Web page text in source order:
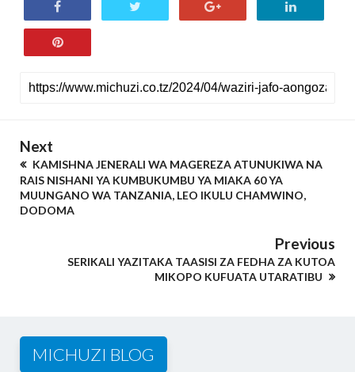
Next
KAMISHNA JENERALI WA MAGEREZA ATUNUKIWA NA
RAIS NISHANI YA KUMBUKUMBU YA MIAKA 60 YA
MUUNGANO WA TANZANIA, LEO IKULU CHAMWINO,
DODOMA
Previous
SERIKALI YAZITAKA TAASISI ZA FEDHA ZA KUTOA
MIKOPO KUFUATA UTARATIBU
MICHUZI BLOG